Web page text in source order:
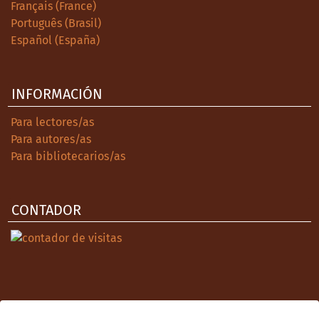
Français (France)
Português (Brasil)
Español (España)
INFORMACIÓN
Para lectores/as
Para autores/as
Para bibliotecarios/as
CONTADOR